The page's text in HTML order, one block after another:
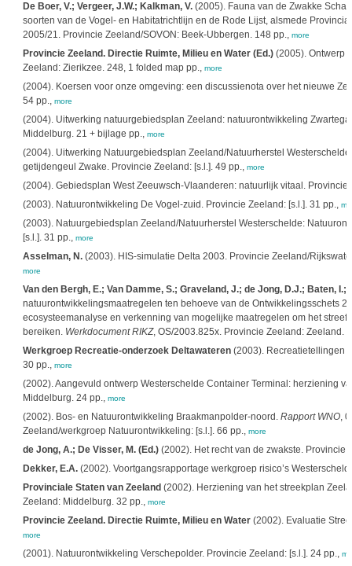
De Boer, V.; Vergeer, J.W.; Kalkman, V.(2005). Fauna van de Zwakke
soorten van de Vogel- en Habitatrichtlijn en de Rode Lijst, alsmede
2005/21. Provincie Zeeland/SOVON: Beek-Ubbergen. 148 pp., more
Provincie Zeeland. Directie Ruimte, Milieu en Water (Ed.)(2005). Ontwerp
Zeeland: Zierikzee. 248, 1 folded map pp., more
(2004). Koersen voor onze omgeving: een discussienota over het nieuwe
54 pp., more
(2004). Uitwerking natuurgebiedsplan Zeeland: natuurontwikkeling
Middelburg. 21 + bijlage pp., more
(2004). Uitwerking Natuurgebiedsplan Zeeland/Natuurherstel
getijdengeul Zwake. Provincie Zeeland: [s.l.]. 49 pp., more
(2004). Gebiedsplan West Zeeuwsch-Vlaanderen: natuurlijk vitaal.
(2003). Natuurontwikkeling De Vogel-zuid. Provincie Zeeland: [s.l.]. 31 pp.,
(2003). Natuurgebiedsplan Zeeland/Natuurherstel Westerschelde:
[s.l.]. 31 pp., more
Asselman, N.(2003). HIS-simulatie Delta 2003. Provincie Zeeland/
more
Van den Bergh, E.; Van Damme, S.; Graveland, J.; de Jong, D.J.; Baten, I.;
natuurontwikkelingsmaatregelen ten behoeve van de Ontwikkelingsschets
ecosysteemanalyse en verkenning van mogelijke maatregelen om het
bereiken. Werkdocument RIKZ, OS/2003.825x. Provincie Zeeland: Zeeland.
Werkgroep Recreatie-onderzoek Deltawateren(2003). Recreatietellingen
30 pp., more
(2002). Aangevuld ontwerp Westerschelde Container Terminal: herziening
Middelburg. 24 pp., more
(2002). Bos- en Natuurontwikkeling Braakmanpolder-noord. Rapport WNO,
Zeeland/werkgroep Natuurontwikkeling: [s.l.]. 66 pp., more
de Jong, A.; De Visser, M. (Ed.)(2002). Het recht van de zwakste. Provincie
Dekker, E.A.(2002). Voortgangsrapportage werkgroep risico’s
Provinciale Staten van Zeeland (2002). Herziening van het streekplan
Zeeland: Middelburg. 32 pp., more
Provincie Zeeland. Directie Ruimte, Milieu en Water(2002). Evaluatie
more
(2001). Natuurontwikkeling Verschepolder. Provincie Zeeland: [s.l.]. 24 pp.,